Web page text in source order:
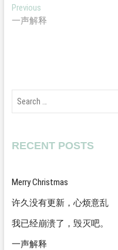
Post
navigation
PreviousPrevious
post:
一声解释
RECENT POSTS
Merry Christmas
许久没有更新，心烦意乱
我已经崩溃了，毁灭吧。
一声解释